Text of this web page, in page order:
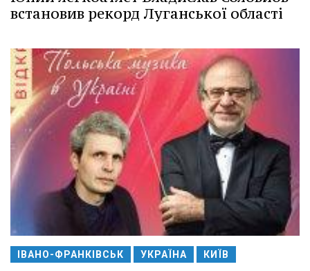
встановив рекорд Луганської області
ІВАНО-ФРАНКІВСЬК УКРАЇНА КИЇВ